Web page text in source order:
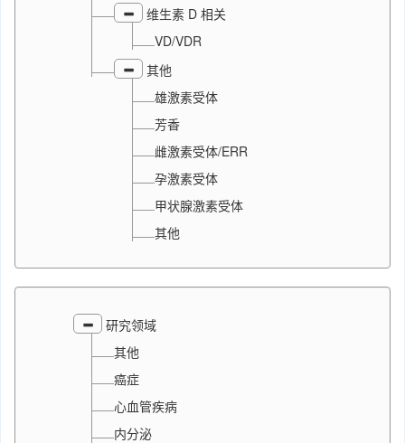
维生素 D 相关
VD/VDR
其他
雄激素受体
芳香
雌激素受体/ERR
孕激素受体
甲状腺激素受体
其他
研究领域
其他
癌症
心血管疾病
内分泌